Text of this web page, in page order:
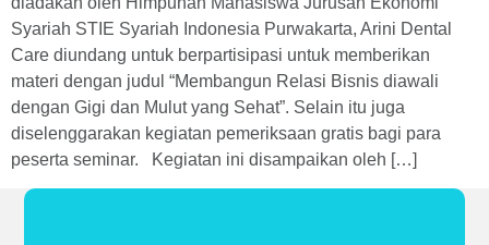
Syariah STIE Syariah Indonesia Purwakarta, Arini Dental
Care diundang untuk berpartisipasi untuk memberikan
materi dengan judul “Membangun Relasi Bisnis diawali
dengan Gigi dan Mulut yang Sehat”. Selain itu juga
diselenggarakan kegiatan pemeriksaan gratis bagi para
peserta seminar. Kegiatan ini disampaikan oleh […]